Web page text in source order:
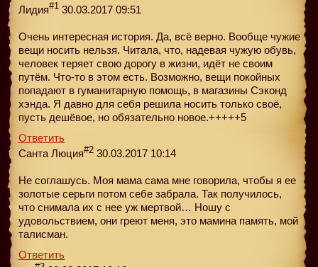
Лидия#1 30.03.2017 09:51
Очень интересная история. Да, всё верно. Вообще чужие
вещи носить нельзя. Читала, что, надевая чужую обувь,
человек теряет свою дорогу в жизни, идёт не своим
путём. Что-то в этом есть. Возможно, вещи покойных
попадают в гуманитарную помощь, в магазины Сэконд
хэнда. Я давно для себя решила носить только своё,
пусть дешёвое, но обязательно новое.+++++5
Ответить
Санта Люция#2 30.03.2017 10:14
Не соглашусь. Моя мама сама мне говорила, чтобы я ее
золотые серьги потом себе забрала. Так получилось,
что снимала их с нее уж мертвой… Ношу с
удовольствием, они греют меня, это мамина память, мой
талисман.
Ответить